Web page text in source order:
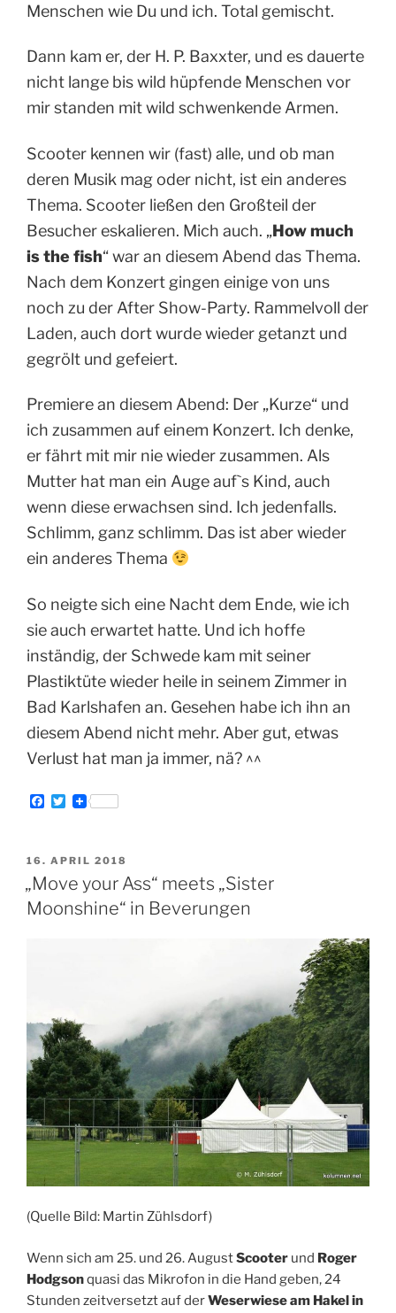
Menschen wie Du und ich. Total gemischt.
Dann kam er, der H. P. Baxxter, und es dauerte
nicht lange bis wild hüpfende Menschen vor
mir standen mit wild schwenkende Armen.
Scooter kennen wir (fast) alle, und ob man
deren Musik mag oder nicht, ist ein anderes
Thema. Scooter ließen den Großteil der
Besucher eskalieren. Mich auch. „How much
is the fish“ war an diesem Abend das Thema.
Nach dem Konzert gingen einige von uns
noch zu der After Show-Party. Rammelvoll der
Laden, auch dort wurde wieder getanzt und
gegrölt und gefeiert.
Premiere an diesem Abend: Der „Kurze“ und
ich zusammen auf einem Konzert. Ich denke,
er fährt mit mir nie wieder zusammen. Als
Mutter hat man ein Auge auf`s Kind, auch
wenn diese erwachsen sind. Ich jedenfalls.
Schlimm, ganz schlimm. Das ist aber wieder
ein anderes Thema
So neigte sich eine Nacht dem Ende, wie ich
sie auch erwartet hatte. Und ich hoffe
inständig, der Schwede kam mit seiner
Plastiktüte wieder heile in seinem Zimmer in
Bad Karlshafen an. Gesehen habe ich ihn an
diesem Abend nicht mehr. Aber gut, etwas
Verlust hat man ja immer, nä? ^^
F
b
o
T
t
r
VERÖFFENTLICHT
AM
16. APRIL 2018
„Move your Ass“ meets „Sister
Moonshine“ in Beverungen
(Quelle Bild: Martin Zühlsdorf)
Wenn sich am 25. und 26. AugustScooter und Roger
Hodgsonquasi das Mikrofon in die Hand geben, 24
Stunden zeitversetzt auf derWeserwiese am Hakel in